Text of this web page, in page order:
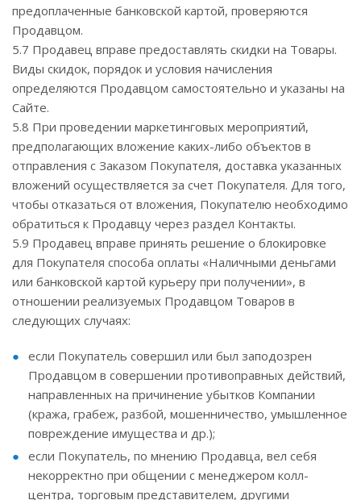
предоплаченные банковской картой, проверяются
Продавцом.
5.7 Продавец вправе предоставлять скидки на Товары.
Виды скидок, порядок и условия начисления
определяются Продавцом самостоятельно и указаны на
Сайте.
5.8 При проведении маркетинговых мероприятий,
предполагающих вложение каких-либо объектов в
отправления с Заказом Покупателя, доставка указанных
вложений осуществляется за счет Покупателя. Для того,
чтобы отказаться от вложения, Покупателю необходимо
обратиться к Продавцу через раздел Контакты.
5.9 Продавец вправе принять решение о блокировке
для Покупателя способа оплаты «Наличными деньгами
или банковской картой курьеру при получении», в
отношении реализуемых Продавцом Товаров в
следующих случаях:
если Покупатель совершил или был заподозрен
Продавцом в совершении противоправных действий,
направленных на причинение убытков Компании
(кража, грабеж, разбой, мошенничество, умышленное
повреждение имущества и др.);
если Покупатель, по мнению Продавца, вел себя
некорректно при общении с менеджером колл-
центра, торговым представителем, другими